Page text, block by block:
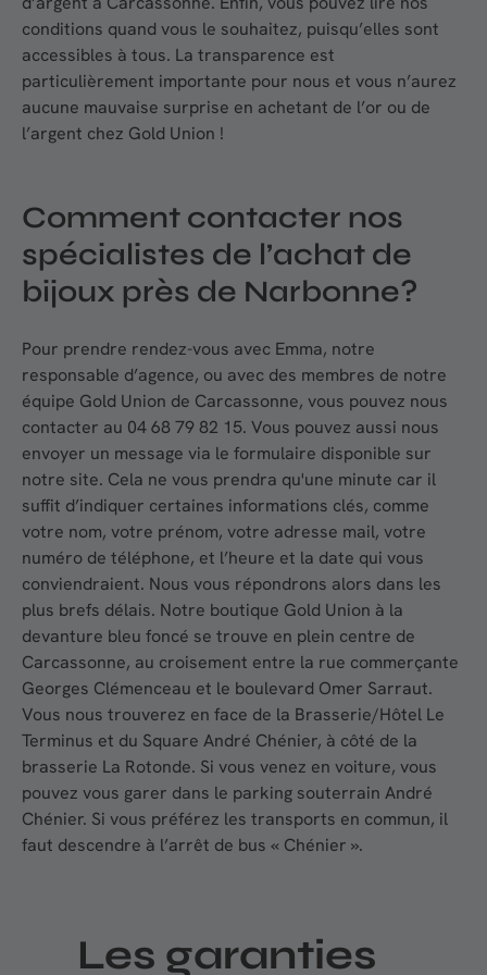
conditions quand vous le souhaitez, puisqu’elles sont
accessibles à tous. La transparence est
particulièrement importante pour nous et vous n’aurez
aucune mauvaise surprise en achetant de l’or ou de
l’argent chez Gold Union !
Comment contacter nos
spécialistes de l’achat de
bijoux près de Narbonne?
Pour prendre rendez-vous avec Emma, notre
responsable d’agence, ou avec des membres de notre
équipe Gold Union de Carcassonne, vous pouvez nous
contacter au 04 68 79 82 15. Vous pouvez aussi nous
envoyer un message via le formulaire disponible sur
notre site. Cela ne vous prendra qu'une minute car il
suffit d’indiquer certaines informations clés, comme
votre nom, votre prénom, votre adresse mail, votre
numéro de téléphone, et l’heure et la date qui vous
conviendraient. Nous vous répondrons alors dans les
plus brefs délais. Notre boutique Gold Union à la
devanture bleu foncé se trouve en plein centre de
Carcassonne, au croisement entre la rue commerçante
Georges Clémenceau et le boulevard Omer Sarraut.
Vous nous trouverez en face de la Brasserie/Hôtel Le
Terminus et du Square André Chénier, à côté de la
brasserie La Rotonde. Si vous venez en voiture, vous
pouvez vous garer dans le parking souterrain André
Chénier. Si vous préférez les transports en commun, il
faut descendre à l’arrêt de bus « Chénier ».
Les garanties